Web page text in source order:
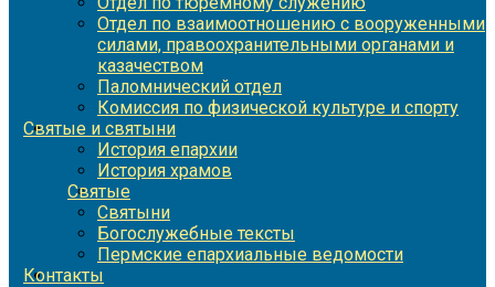
Отдел по взаимоотношению с вооруженными
силами, правоохранительными органами и
казачеством
Паломнический отдел
Комиссия по физической культуре и спорту
Святые и святыни
История епархии
История храмов
Святые
Святыни
Богослужебные тексты
Пермские епархиальные ведомости
Контакты